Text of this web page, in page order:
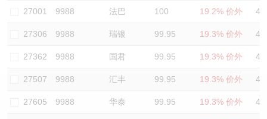
27001 9988 法巴 100 19.2% 价外
27306 9988 瑞银 99.95 19.3% 价外
27362 9988 国君 99.95 19.3% 价外
27507 9988 汇丰 99.95 19.3% 价外
27605 9988 华泰 99.95 19.3% 价外
认股证/牛熊证日志
认股证文件及公告
牛熊证到期结算价查找
牛熊证分析仪
中资ETFs溢价比较
AH 股价对照